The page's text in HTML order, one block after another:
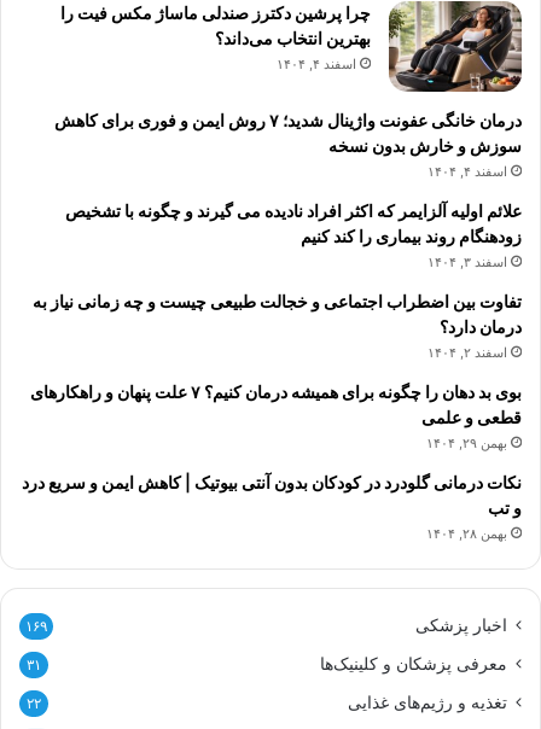
چرا پرشین دکترز صندلی ماساژ مکس فیت را
بهترین انتخاب می‌داند؟
اسفند ۴, ۱۴۰۴
درمان خانگی عفونت واژینال شدید؛ ۷ روش ایمن و فوری برای کاهش
سوزش و خارش بدون نسخه
اسفند ۴, ۱۴۰۴
علائم اولیه آلزایمر که اکثر افراد نادیده می گیرند و چگونه با تشخیص
زودهنگام روند بیماری را کند کنیم
اسفند ۳, ۱۴۰۴
تفاوت بین اضطراب اجتماعی و خجالت طبیعی چیست و چه زمانی نیاز به
درمان دارد؟
اسفند ۲, ۱۴۰۴
بوی بد دهان را چگونه برای همیشه درمان کنیم؟ ۷ علت پنهان و راهکارهای
قطعی و علمی
بهمن ۲۹, ۱۴۰۴
نکات درمانی گلودرد در کودکان بدون آنتی بیوتیک | کاهش ایمن و سریع درد
و تب
بهمن ۲۸, ۱۴۰۴
اخبار پزشکی ۱۶۹
معرفی پزشکان و کلینیک‌ها ۳۱
تغذیه و رژیم‌های غذایی ۲۲